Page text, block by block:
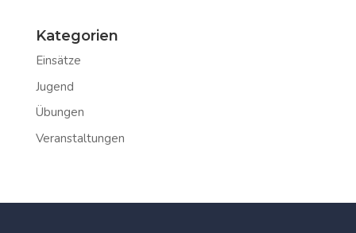
Kategorien
Einsätze
Jugend
Übungen
Veranstaltungen